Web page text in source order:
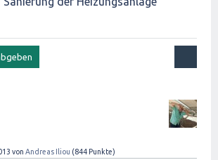
von Andreas Iliou (844 Punkte)